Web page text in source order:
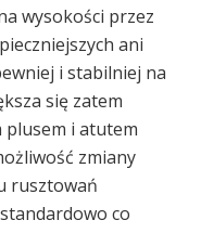
wysokości przez
ani
i stabilniej na
się zatem
i atutem
zmiany
rusztowań
co